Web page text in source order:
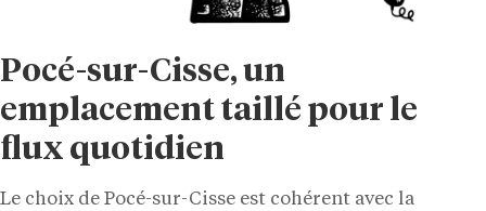
Pocé-sur-Cisse, un
emplacement taillé pour le
flux quotidien
Le choix de Pocé-sur-Cisse est cohérent avec la